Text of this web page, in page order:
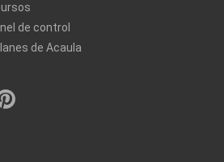
de control
de Acaula